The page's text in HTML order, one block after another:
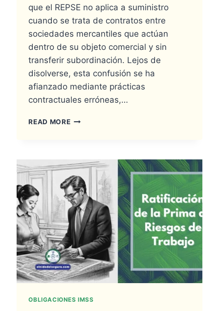
que el REPSE no aplica a suministro
cuando se trata de contratos entre
sociedades mercantiles que actúan
dentro de su objeto comercial y sin
transferir subordinación. Lejos de
disolverse, esta confusión se ha
afianzado mediante prácticas
contractuales erróneas,…
READ MOREREPSE
SUMINISTRO
OBLIGACIONES IMSS